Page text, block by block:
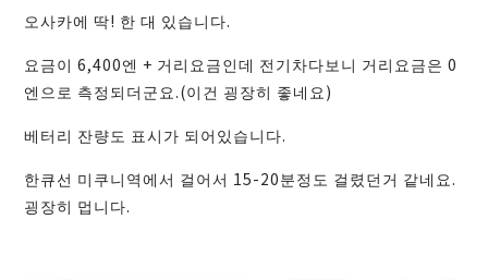
오사카에 딱! 한 대 있습니다.
요금이 6,400엔 + 거리요금인데 전기차다보니 거리요금은 0
엔으로 측정되더군요.(이건 굉장히 좋네요)
베터리 잔량도 표시가 되어있습니다.
한큐선 미쿠니역에서 걸어서 15-20분정도 걸렸던거 같네요.
굉장히 멉니다.